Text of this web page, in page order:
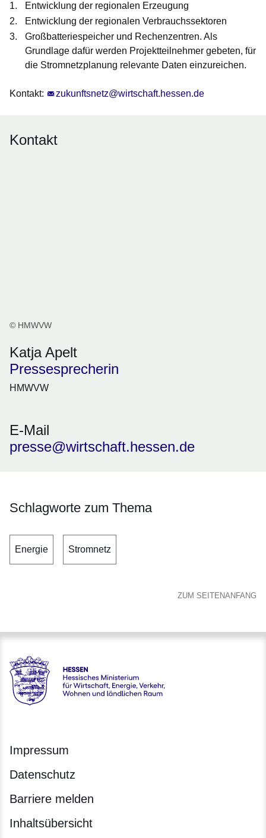
Entwicklung der regionalen Erzeugung
Entwicklung der regionalen Verbrauchssektoren
Großbatteriespeicher und Rechenzentren. Als
Grundlage dafür werden Projektteilnehmer gebeten, für
die Stromnetzplanung relevante Daten einzureichen.
Kontakt: zukunftsnetz@wirtschaft.hessen.de
Kontakt
© HMWVW
Katja Apelt
Pressesprecherin
HMWVW
E-Mail
presse@wirtschaft.hessen.de
Schlagworte zum Thema
Energie Stromnetz
ZUM SEITENANFANG
Hessen - Hessisches Ministerium für Wirtschaft, Energie,
Impressum
Datenschutz
Barriere melden
Inhaltsübersicht